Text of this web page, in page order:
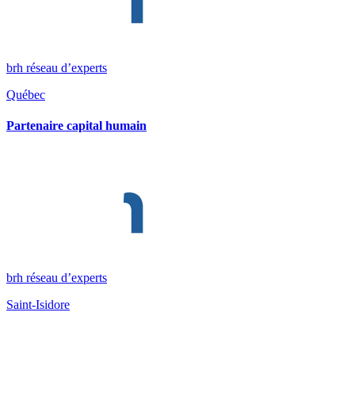
brh réseau d’experts
Québec
Partenaire capital humain
brh réseau d’experts
Saint-Isidore